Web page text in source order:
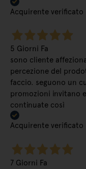
Acquirente verificato
5 Giorni Fa
sono cliente
percezione del
faccio. seguono un
promozioni invitano
continuate così
Acquirente verificato
7 Giorni Fa